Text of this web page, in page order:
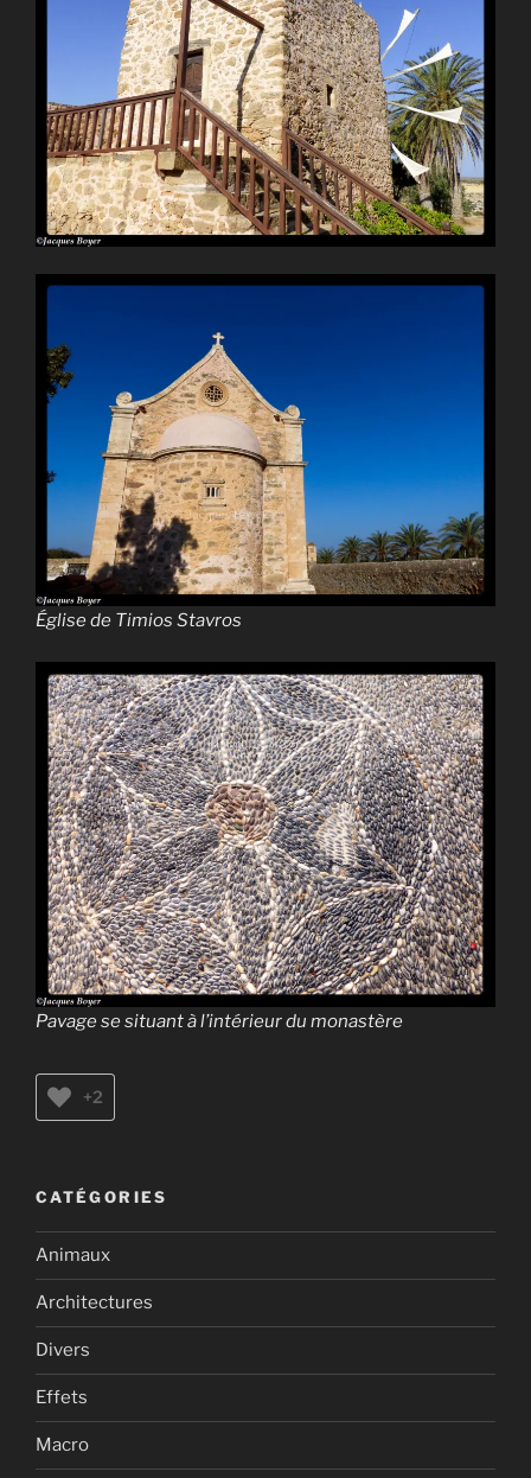
Église de Timios Stavros
Pavage se situant à l’intérieur du monastère
+2
CATÉGORIES
Animaux
Architectures
Divers
Effets
Macro